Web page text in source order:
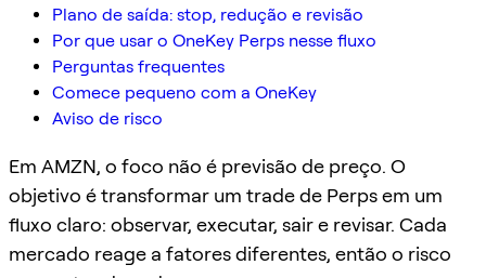
Plano de saída: stop, redução e revisão
Por que usar o OneKey Perps nesse fluxo
Perguntas frequentes
Comece pequeno com a OneKey
Aviso de risco
Em AMZN, o foco não é previsão de preço. O
objetivo é transformar um trade de Perps em um
fluxo claro: observar, executar, sair e revisar. Cada
mercado reage a fatores diferentes, então o risco